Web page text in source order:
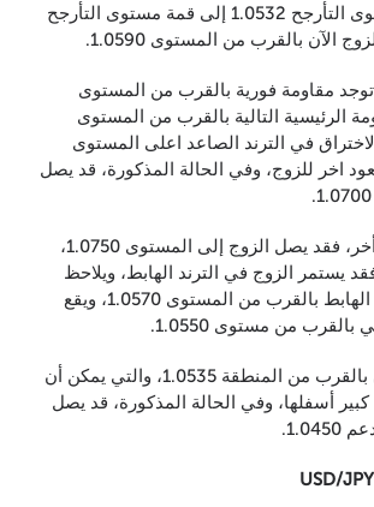
الصاعد من قاع مستوى التأرجح 1.0532 إلى قمة مستوى التأرجح
توجد مقاومة فورية بالقرب من المستوى
الرئيسية التالية بالقرب من المستوى
الاختراق في الترند الصاعد اعلى المستوى
صعود اخر للزوج، وفي الحالة المذكورة، قد يصل
وإذا حدث أي صعود أخر، فقد يصل الزوج إلى المستوى 1.0750،
يستمر الزوج في الترند الهابط، ويلاحظ
دعم أولى في الترند الهابط بالقرب من المستوى 1.0570، ويقع
من مستوى 1.0550.
ويقع الدعم الرئيسي بالقرب من المنطقة 1.0535، والتي يمكن أن
أسفلها، وفي الحالة المذكورة، قد يصل
USD/JPY